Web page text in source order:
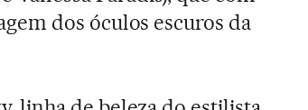
dos óculos escuros da